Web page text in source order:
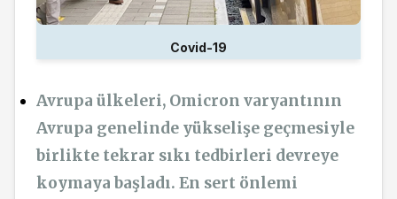
Covid-19
Avrupa ülkeleri, Omicron varyantının
Avrupa genelinde yükselişe geçmesiyle
birlikte tekrar sıkı tedbirleri devreye
koymaya başladı. En sert önlemi